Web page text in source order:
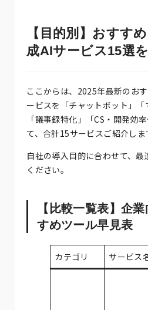
【目的別】おすす
成AIサービス15選
ここからは、2025年最新のお
ービスを「チャットボット」「
「議事録特化」「CS・開発効
て、合計15サービスご紹介しま
自社の導入目的に合わせて、最
ください。
【比較一覧表】企
すめツール早見表
カテゴリ サービス